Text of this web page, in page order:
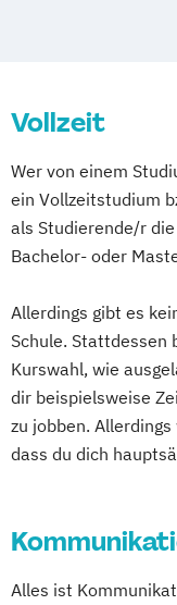
Vollzeit
Wer von einem
ein Vollzeitstudium
als Studierende/r
Bachelor- oder
Allerdings gibt es
Schule. Stattdessen
Kurswahl, wie
dir beispielsweise
zu jobben.
dass du dich
Alles ist